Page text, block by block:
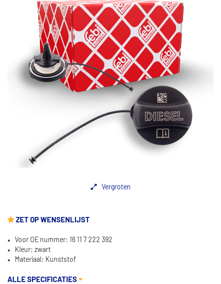
Vergroten
ZET OP WENSENLIJST
Voor OE nummer: 16 11 7 222 392
Kleur: zwart
Materiaal: Kunststof
ALLE SPECIFICATIES